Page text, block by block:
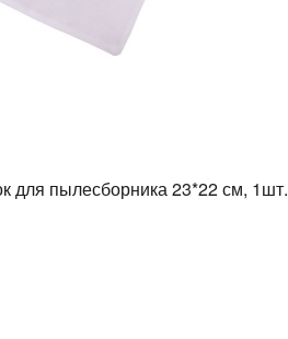
пылесборника 23*22 см, 1шт.